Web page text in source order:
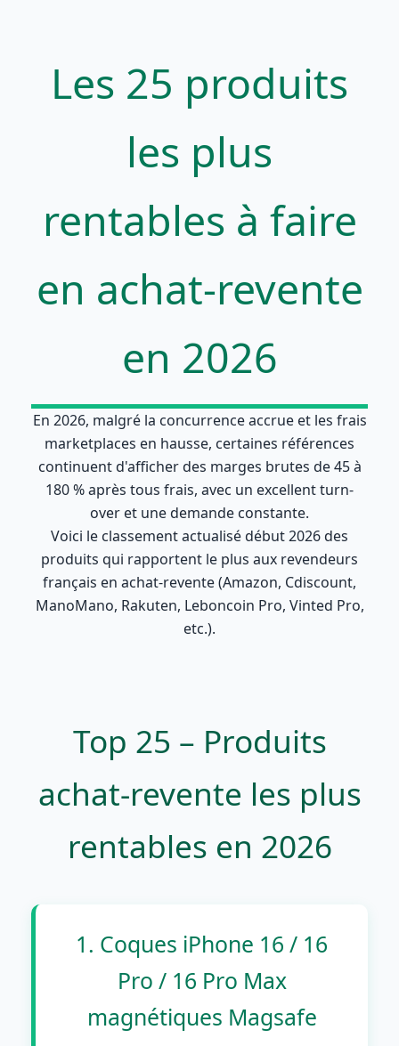
Les 25 produits
les plus
rentables à faire
en achat-revente
en 2026
En 2026, malgré la concurrence accrue et les frais
marketplaces en hausse, certaines références
continuent d'afficher des marges brutes de 45 à
180 % après tous frais, avec un excellent turn-
over et une demande constante.
Voici le classement actualisé début 2026 des
produits qui rapportent le plus aux revendeurs
français en achat-revente (Amazon, Cdiscount,
ManoMano, Rakuten, Leboncoin Pro, Vinted Pro,
etc.).
Top 25 – Produits
achat-revente les plus
rentables en 2026
1. Coques iPhone 16 / 16
Pro / 16 Pro Max
magnétiques Magsafe